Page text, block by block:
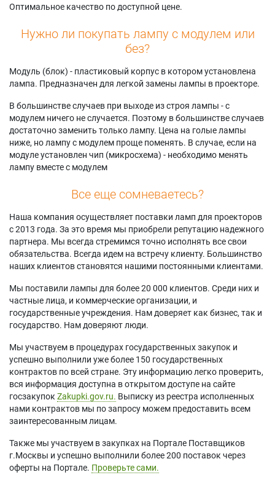
Оптимальное качество по доступной цене.
Нужно ли покупать лампу с модулем или
без?
Модуль (блок) - пластиковый корпус в котором установлена
лампа. Предназначен для легкой замены лампы в проекторе.
В большинстве случаев при выходе из строя лампы - с
модулем ничего не случается. Поэтому в большинстве случаев
достаточно заменить только лампу. Цена на голые лампы
ниже, но лампу с модулем проще поменять. В случае, если на
модуле установлен чип (микросхема) - необходимо менять
лампу вместе с модулем
Все еще сомневаетесь?
Наша компания осуществляет поставки ламп для проекторов
с 2013 года. За это время мы приобрели репутацию надежного
партнера. Мы всегда стремимся точно исполнять все свои
обязательства. Всегда идем на встречу клиенту. Большинство
наших клиентов становятся нашими постоянными клиентами.
Мы поставили лампы для более 20 000 клиентов. Среди них и
частные лица, и коммерческие организации, и
государственные учреждения. Нам доверяет как бизнес, так и
государство. Нам доверяют люди.
Мы участвуем в процедурах государственных закупок и
успешно выполнили уже более 150 государственных
контрактов по всей стране. Эту информацию легко проверить,
вся информация доступна в открытом доступе на сайте
госзакупок Zakupki.gov.ru. Выписку из реестра исполненных
нами контрактов мы по запросу можем предоставить всем
заинтересованным лицам.
Также мы участвуем в закупках на Портале Поставщиков
г.Москвы и успешно выполнили более 200 поставок через
оферты на Портале. Проверьте сами.